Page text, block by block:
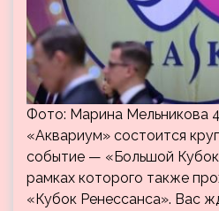
Фото: Марина Мельникова
«Аквариум» состоится
событие — «Большой
рамках которого также
«Кубок Ренессанса». Вас